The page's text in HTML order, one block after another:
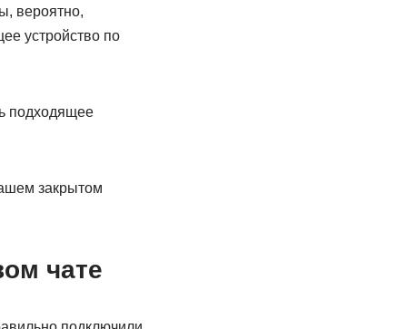
вероятно,
устройство по
подходящее
закрытом
чате